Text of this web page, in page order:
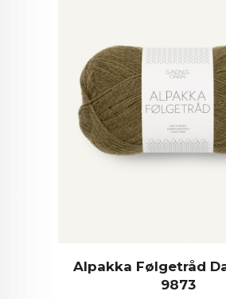
Alpakka Følgetråd
9873